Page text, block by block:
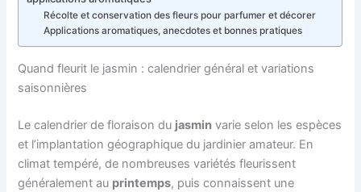
Récolte et conservation des fleurs pour parfumer et décorer
Applications aromatiques, anecdotes et bonnes pratiques
Quand fleurit le jasmin : calendrier général et variations
saisonnières
Le calendrier de floraison du jasmin varie selon les espèces
et l’implantation géographique du jardinier amateur. En
climat tempéré, de nombreuses variétés fleurissent
généralement au printemps, puis connaissent une